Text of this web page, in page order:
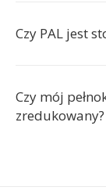
Czy PAL jest
Czy mój
zredukowany?